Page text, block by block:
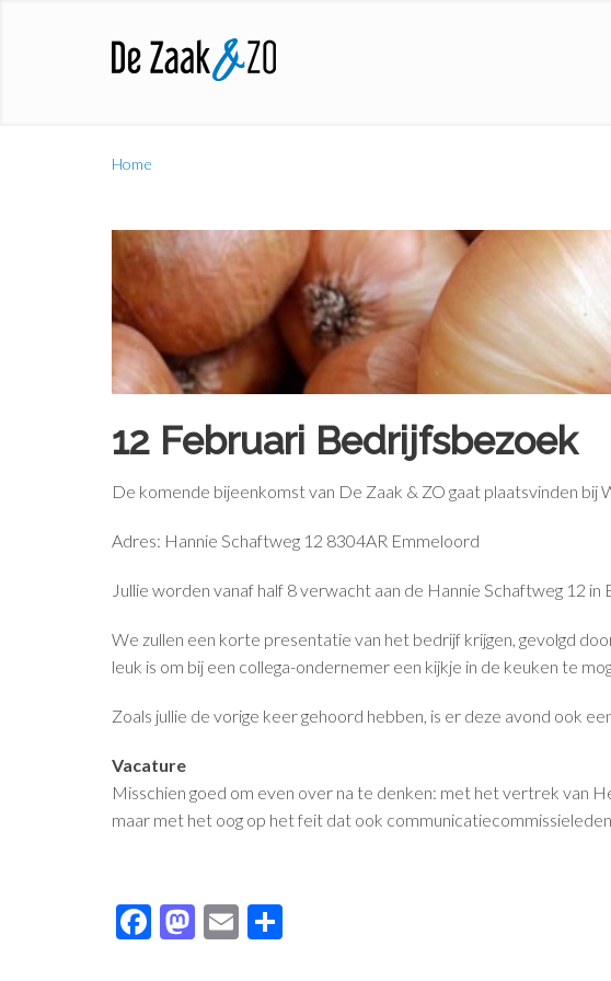
Home
12 Februari Bedrijfsbezoek
De komende bijeenkomst van De Zaak & ZO gaat plaatsvinden bij
Adres: Hannie Schaftweg 12 8304AR Emmeloord
Jullie worden vanaf half 8 verwacht aan de Hannie Schaftweg 12
We zullen een korte presentatie van het bedrijf krijgen, gevolgd
leuk is om bij een collega-ondernemer een kijkje in de keuken te
Zoals jullie de vorige keer gehoord hebben, is er deze avond ook
Vacature
Misschien goed om even over na te denken: met het vertrek van
maar met het oog op het feit dat ook
Facebook
Mastodon
Email